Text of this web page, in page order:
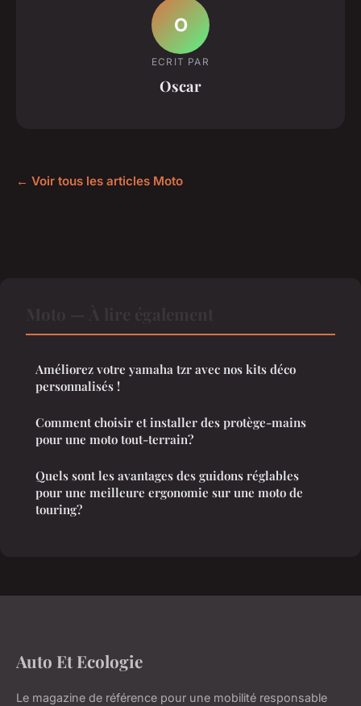
O
ECRIT PAR
Oscar
← Voir tous les articles Moto
Améliorez votre yamaha tzr avec nos kits déco
personnalisés !
Comment choisir et installer des protège-mains
pour une moto tout-terrain?
Quels sont les avantages des guidons réglables
pour une meilleure ergonomie sur une moto de
touring?
Auto Et Ecologie
Le magazine de référence pour une mobilité responsable